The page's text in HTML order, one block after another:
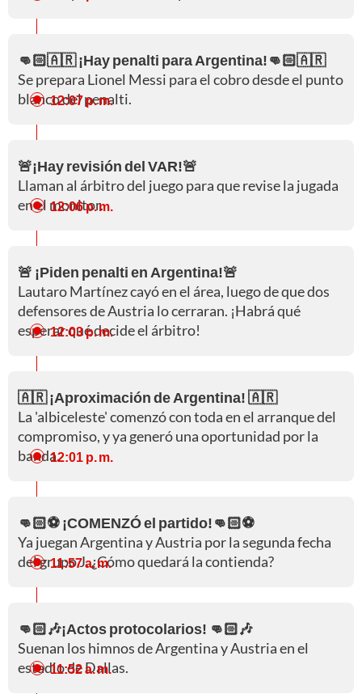
👊🏻🇦🇷 ¡Hay penalti para Argentina!👊🏻🇦🇷
Se prepara Lionel Messi para el cobro desde el punto
blanco del penalti.
12:07 p. m.
🚨¡Hay revisión del VAR!🚨
Llaman al árbitro del juego para que revise la jugada
en el monitor.
12:06 p. m.
🚨 ¡Piden penalti en Argentina!🚨
Lautaro Martínez cayó en el área, luego de que dos
defensores de Austria lo cerraran. ¡Habrá qué
esperar qué decide el árbitro!
12:03 p. m.
🇦🇷 ¡Aproximación de Argentina! 🇦🇷
La 'albiceleste' comenzó con toda en el arranque del
compromiso, y ya generó una oportunidad por la
banda.12:01 p. m.
👊🏻⚽ ¡COMENZÓ el partido!👊🏻⚽
Ya juegan Argentina y Austria por la segunda fecha
del grupo J. ¿Cómo quedará la contienda?
11:57 a. m.
👊🏻🎶¡Actos protocolarios! 👊🏻🎶
Suenan los himnos de Argentina y Austria en el
estadio de Dallas.
11:52 a. m.